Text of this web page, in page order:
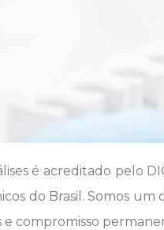
é acreditado pelo
do Brasil. Somos
e compromisso